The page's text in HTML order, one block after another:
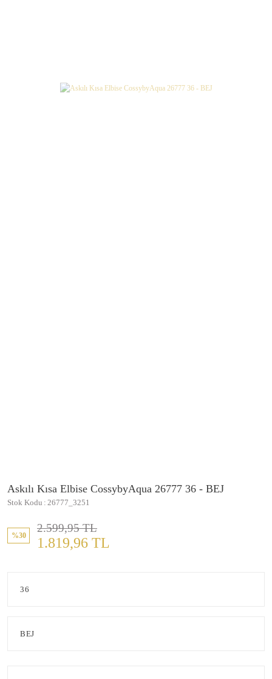
Askılı Kısa Elbise CossybyAqua 26777 36 - BEJ
Stok Kodu 26777_3251
%30
2.599,95 TL
1.819,96 TL